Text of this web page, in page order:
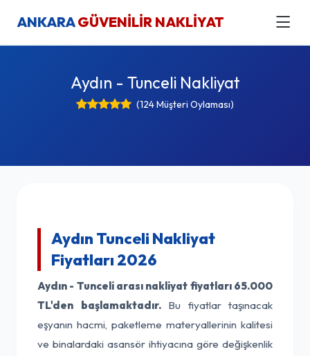
ANKARAGÜVENİLİR NAKLİYAT
Aydın - Tunceli Nakliyat
(124 Müşteri Oylaması)
Aydın Tunceli Nakliyat
Fiyatları 2026
Aydın - Tunceli arası nakliyat fiyatları 65.000
TL'den başlamaktadır.Bu fiyatlar taşınacak
eşyanın hacmi, paketleme materyallerinin kalitesi
ve binalardaki asansör ihtiyacına göre değişkenlik